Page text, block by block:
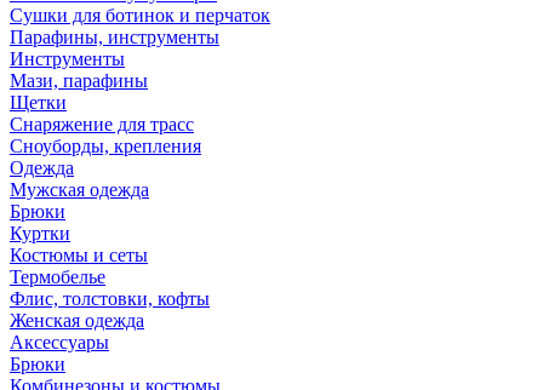
Сушки для ботинок и перчаток
Парафины, инструменты
Инструменты
Мази, парафины
Щетки
Снаряжение для трасс
Сноуборды, крепления
Одежда
Мужская одежда
Брюки
Куртки
Костюмы и сеты
Термобелье
Флис, толстовки, кофты
Женская одежда
Аксессуары
Брюки
Комбинезоны и костюмы